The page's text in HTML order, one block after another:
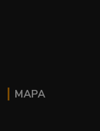
MAPA